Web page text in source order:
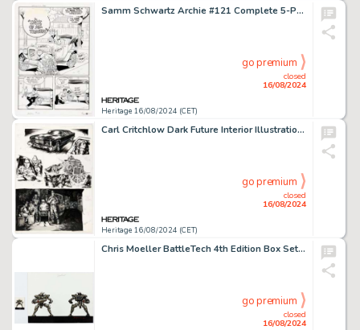
Samm Schwartz Archie #121 Complete 5-Page Story "Jack of All Trades" Original Art (Archie, 1961). (Total: 5 Original Art)
Heritage 16/08/2024 (CET)
closed
16/08/2024
go premium
Carl Critchlow Dark Future Interior Illustrations Original Art Group of 4 (Games Workshop, 1988).
Heritage 16/08/2024 (CET)
closed
16/08/2024
go premium
Chris Moeller BattleTech 4th Edition Box Set - Panther Mech Cardboard Standee Illustration Original Art (FASA, 1996). (Total: 2 Items)
closed
16/08/2024
go premium